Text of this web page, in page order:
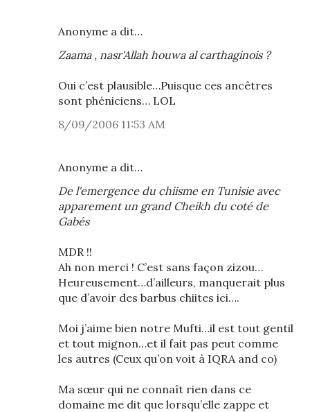
Anonyme a dit…
Zaama , nasr'Allah houwa al carthaginois ?
Oui c’est plausible…Puisque ces ancêtres
sont phéniciens… LOL
8/09/2006 11:53 AM
Anonyme a dit…
De l'emergence du chiisme en Tunisie avec
apparement un grand Cheikh du coté de
Gabés
MDR !!
Ah non merci ! C’est sans façon zizou…
Heureusement…d’ailleurs, manquerait plus
que d’avoir des barbus chiites ici….
Moi j’aime bien notre Mufti…il est tout gentil
et tout mignon…et il fait pas peut comme
les autres (Ceux qu’on voit à IQRA and co)
Ma sœur qui ne connaît rien dans ce
domaine me dit que lorsqu’elle zappe et